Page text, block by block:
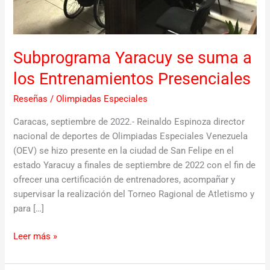
Subprograma Yaracuy se suma a
los Entrenamientos Presenciales
Reseñas /Olimpiadas Especiales
Caracas, septiembre de 2022.- Reinaldo Espinoza director
nacional de deportes de Olimpiadas Especiales Venezuela
(OEV) se hizo presente en la ciudad de San Felipe en el
estado Yaracuy a finales de septiembre de 2022 con el fin de
ofrecer una certificación de entrenadores, acompañar y
supervisar la realización del Torneo Ragional de Atletismo y
para […]
Leer más »